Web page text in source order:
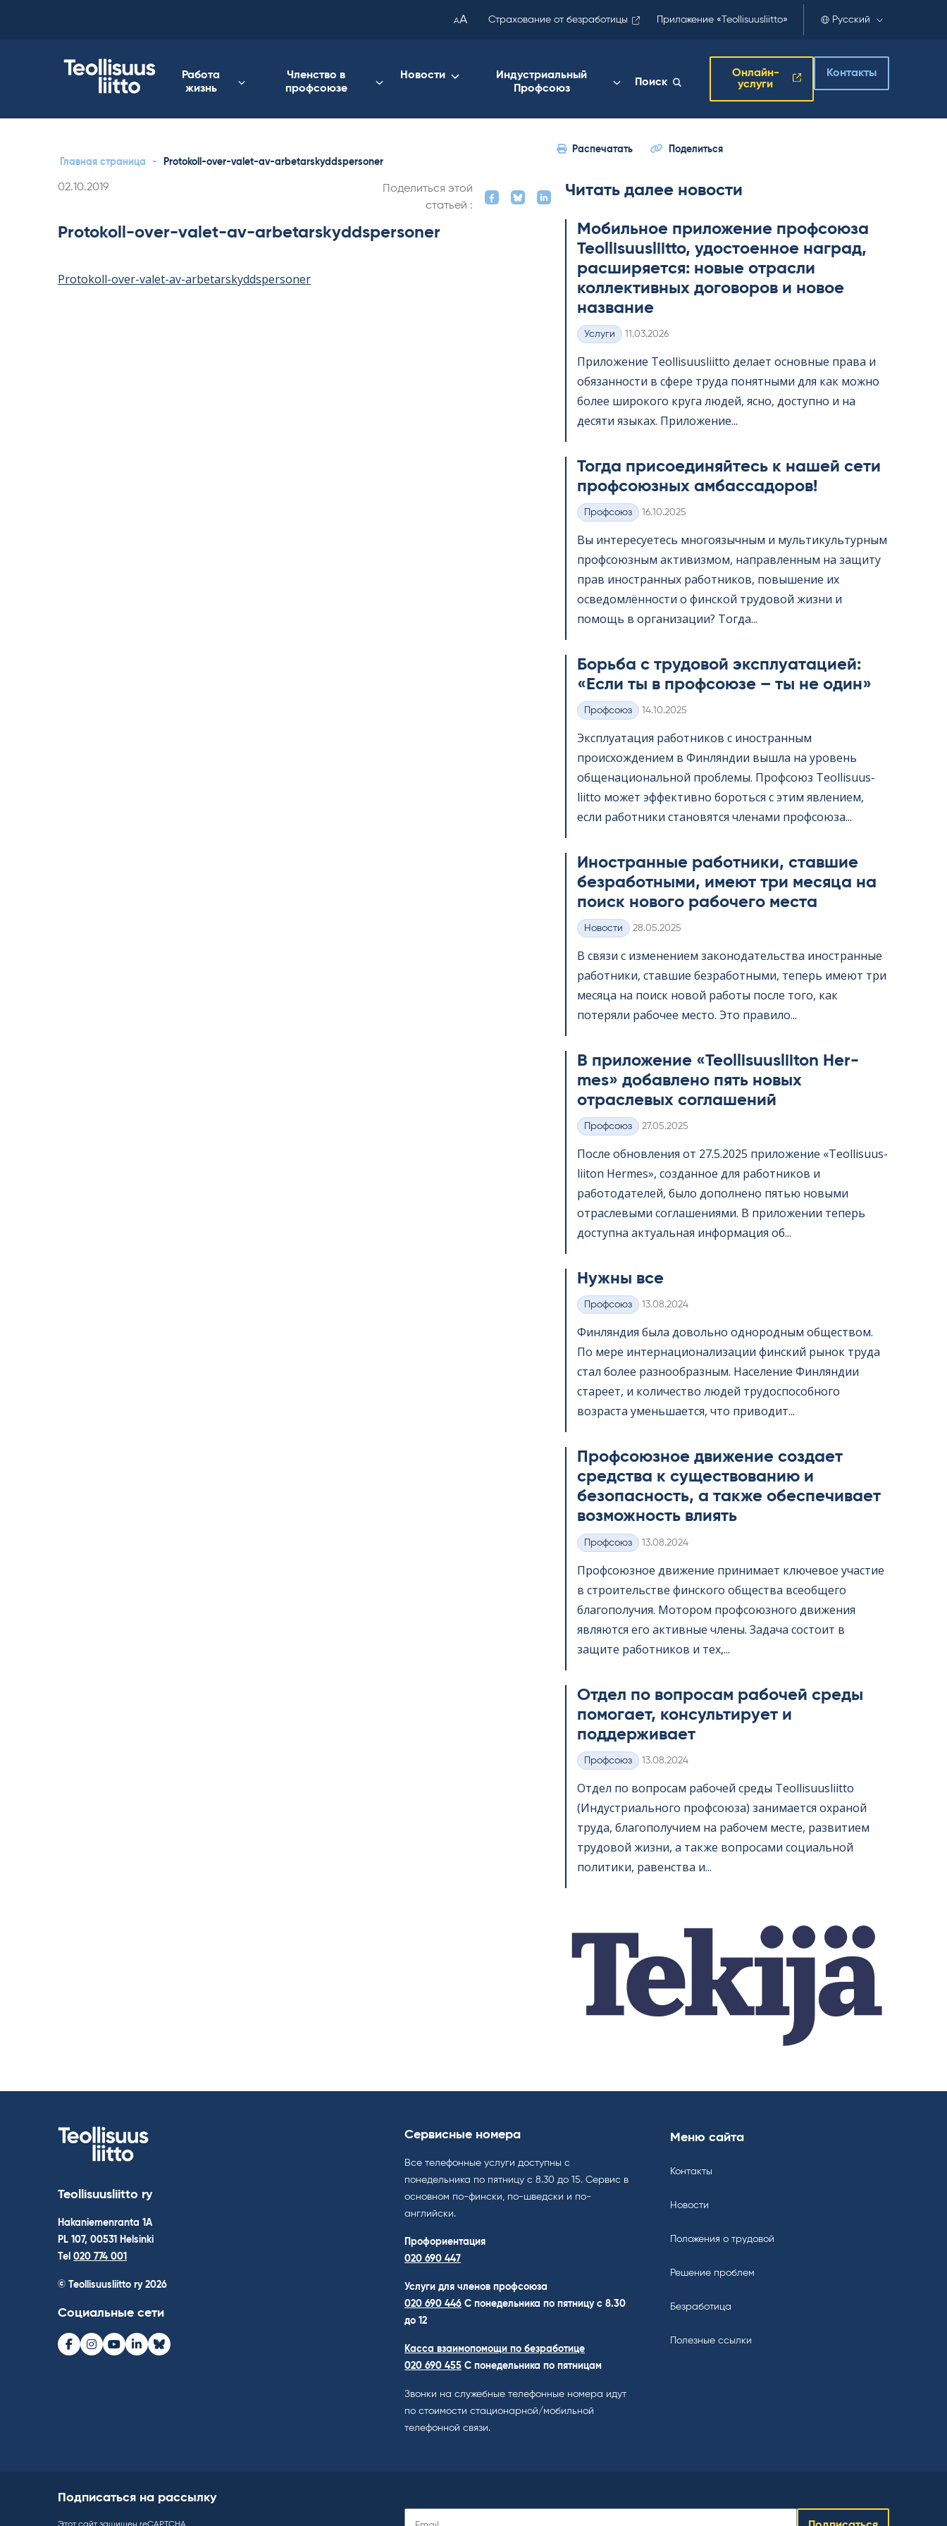
AA Страхование от безработицы Приложение «Teollisuusliitto» Русский
Работа
жизнь
Членство в
профсоюзе
Новости
Индустриальный
Профсоюз
Поиск
Онлайн-
услуги
Контакты
Главная страница - Protokoll-over-valet-av-arbetarskyddspersoner
Распечатать Поделиться
Kirjoitettu
02.10.2019
Поделиться этой
статьей :
Protokoll-over-valet-av-arbetarskyddspersoner
Protokoll-over-valet-av-arbetarskyddspersoner
Читать далее новости
Мобильное приложение профсоюза
Teol­li­suus­liitto, удостоенное наград,
расширяется: новые отрасли
коллективных договоров и новое
название
Категории
Услуги Kirjoitettu
11.03.2026
Приложение Teol­li­suus­liitto делает основные права и
обязанности в сфере труда понятными для как можно
более широкого круга людей, ясно, доступно и на
десяти языках. Приложение...
Тогда присоединяйтесь к нашей сети
профсоюзных амбассадоров!
Категории
Профсоюз Kirjoitettu
16.10.2025
Вы интересуетесь многоязычным и мультикультурным
профсоюзным активизмом, направленным на защиту
прав иностранных работников, повышение их
осведомлённости о финской трудовой жизни и
помощь в организации? Тогда...
Борьба с трудовой эксплуатацией:
«Если ты в профсоюзе – ты не один»
Категории
Профсоюз Kirjoitettu
14.10.2025
Эксплуатация работников с иностранным
происхождением в Финляндии вышла на уровень
общенациональной проблемы. Профсоюз Teol­li­suus­
liitto может эффективно бороться с этим явлением,
если работники становятся членами профсоюза...
Иностранные работники, ставшие
безработными, имеют три месяца на
поиск нового рабочего места
Категории
Hовости Kirjoitettu
28.05.2025
В связи с изменением законодательства иностранные
работники, ставшие безработными, теперь имеют три
месяца на поиск новой работы после того, как
потеряли рабочее место. Это правило...
В приложение «Teol­li­suus­lii­ton Her­
mes» добавлено пять новых
отраслевых соглашений
Категории
Профсоюз Kirjoitettu
27.05.2025
После обновления от 27.5.2025 приложение «Teol­li­suus­
lii­ton Her­mes», созданное для работников и
работодателей, было дополнено пятью новыми
отраслевыми соглашениями. В приложении теперь
доступна актуальная информация об...
Нужны все
Категории
Профсоюз Kirjoitettu
13.08.2024
Финляндия была довольно однородным обществом.
По мере интернационализации финский рынок труда
стал более разнообразным. Население Финляндии
стареет, и количество людей трудоспособного
возраста уменьшается, что приводит...
Профсоюзное движение создает
средства к существованию и
безопасность, а также обеспечивает
возможность влиять
Категории
Профсоюз Kirjoitettu
13.08.2024
Профсоюзное движение принимает ключевое участие
в строительстве финского общества всеобщего
благополучия. Мотором профсоюзного движения
являются его активные члены. Задача состоит в
защите работников и тех,...
Отдел по вопросам рабочей среды
помогает, консультирует и
поддерживает
Категории
Профсоюз Kirjoitettu
13.08.2024
Отдел по вопросам рабочей среды Teol­li­suus­liitto
(Индустриального профсоюза) занимается охраной
труда, благополучием на рабочем месте, развитием
трудовой жизни, а также вопросами социальной
политики, равенства и...
your
Teollisuusliitto ry
Hakaniemenranta 1A
PL 107, 00531 Helsinki
Tel 020 774 001
© Teollisuusliitto ry 2026
Социальные сети
Facebook
Instagram
Youtube
LinkedInBluesky
Сервисные номера
Все телефонные услуги доступны с
понедельника по пятницу с 8.30 до 15. Cервис в
основном по-фински, по-шведски и по-
английски.
Профориентация
020 690 447
Услуги для членов профсоюза
020 690 446 C понедельника по пятницу с 8.30
до 12
Касса взаимопомощи по безработице
020 690 455 С понедельника по пятницам
Звонки на служебные телефонные номера идут
по стоимости стационарной/мобильной
телефонной связи.
Меню сайта
Контакты
Новости
Положения о трудовой
Решение проблем
Безработица
Полезные ссылки
Подписаться на рассылку